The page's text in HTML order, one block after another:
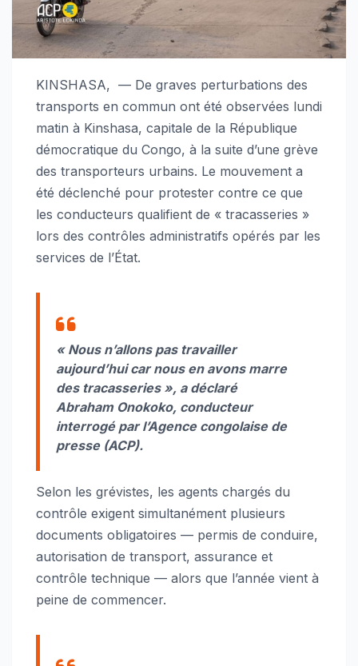
KINSHASA, — De graves perturbations des
transports en commun ont été observées lundi
matin à Kinshasa, capitale de la République
démocratique du Congo, à la suite d’une grève
des transporteurs urbains. Le mouvement a
été déclenché pour protester contre ce que
les conducteurs qualifient de « tracasseries »
lors des contrôles administratifs opérés par les
services de l’État.
« Nous n’allons pas travailler
aujourd’hui car nous en avons marre
des tracasseries », a déclaré
Abraham Onokoko, conducteur
interrogé par l’Agence congolaise de
presse (ACP).
Selon les grévistes, les agents chargés du
contrôle exigent simultanément plusieurs
documents obligatoires — permis de conduire,
autorisation de transport, assurance et
contrôle technique — alors que l’année vient à
peine de commencer.